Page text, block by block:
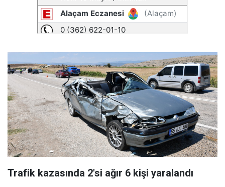
Trafik kazasında 2'si ağır 6 kişi yaralandı